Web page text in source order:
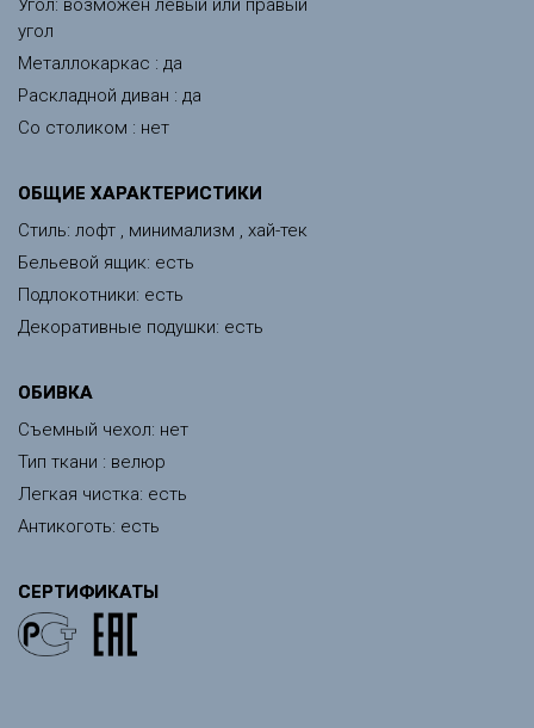
Угол: возможен левый или правый
угол
Металлокаркас : да
Раскладной диван : да
Со столиком : нет
ОБЩИЕ ХАРАКТЕРИСТИКИ
Стиль: лофт , минимализм , хай-тек
Бельевой ящик: есть
Подлокотники: есть
Декоративные подушки: есть
ОБИВКА
Съемный чехол: нет
Тип ткани : велюр
Легкая чистка: есть
Антикоготь: есть
СЕРТИФИКАТЫ